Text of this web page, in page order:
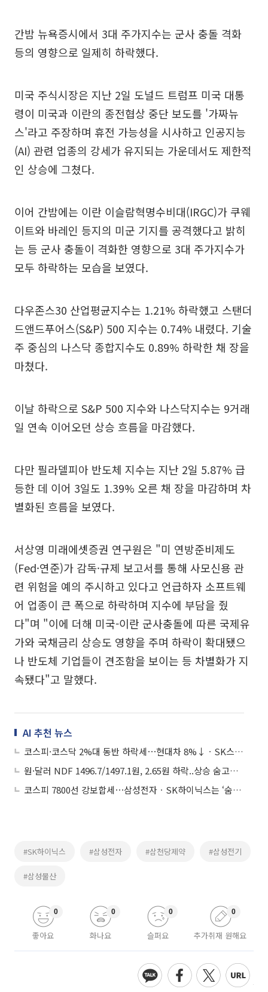
간밤 뉴욕증시에서 3대 주가지수는 군사 충돌 격화
등의 영향으로 일제히 하락했다.
미국 주식시장은 지난 2일 도널드 트럼프 미국 대통
령이 미국과 이란의 종전협상 중단 보도를 '가짜뉴
스'라고 주장하며 휴전 가능성을 시사하고 인공지능
(AI) 관련 업종의 강세가 유지되는 가운데서도 제한적
인 상승에 그쳤다.
이어 간밤에는 이란 이슬람혁명수비대(IRGC)가 쿠웨
이트와 바레인 등지의 미군 기지를 공격했다고 밝히
는 등 군사 충돌이 격화한 영향으로 3대 주가지수가
모두 하락하는 모습을 보였다.
다우존스30 산업평균지수는 1.21% 하락했고 스탠더
드앤드푸어스(S&P) 500 지수는 0.74% 내렸다. 기술
주 중심의 나스닥 종합지수도 0.89% 하락한 채 장을
마쳤다.
이날 하락으로 S&P 500 지수와 나스닥지수는 9거래
일 연속 이어오던 상승 흐름을 마감했다.
다만 필라델피아 반도체 지수는 지난 2일 5.87% 급
등한 데 이어 3일도 1.39% 오른 채 장을 마감하며 차
별화된 흐름을 보였다.
서상영 미래에셋증권 연구원은 "미 연방준비제도
(Fed·연준)가 감독·규제 보고서를 통해 사모신용 관
련 위험을 예의 주시하고 있다고 언급하자 소프트웨
어 업종이 큰 폭으로 하락하며 지수에 부담을 줬
다"며 "이에 더해 미국-이란 군사충돌에 따른 국제유
가와 국채금리 상승도 영향을 주며 하락이 확대됐으
나 반도체 기업들이 견조함을 보이는 등 차별화가 지
속됐다"고 말했다.
AI 추천 뉴스
코스피·코스닥 2%대 동반 하락세⋯현대차 8%↓ㆍSK스퀘어 6%↓
원·달러 NDF 1496.7/1497.1원, 2.65원 하락..상승 숨고르기
코스피 7800선 강보합세⋯삼성전자ㆍSK하이닉스는 ‘숨고르기’
#SK하이닉스 #삼성전자 #삼천당제약 #삼성전기
#삼성물산
좋아요
0
화나요
0
슬퍼요
0
추가취재 원해요
0